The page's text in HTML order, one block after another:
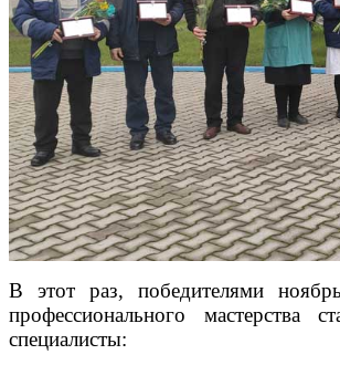
В этот раз, победителями
профессионального мастерства
специалисты: